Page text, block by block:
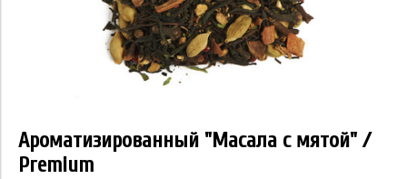
Ароматизированный "Масала с мятой" /
Premium